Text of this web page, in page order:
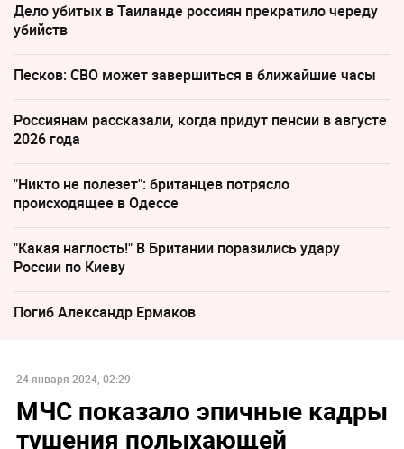
Дело убитых в Таиланде россиян прекратило череду
убийств
Песков: СВО может завершиться в ближайшие часы
Россиянам рассказали, когда придут пенсии в августе
2026 года
"Никто не полезет": британцев потрясло
происходящее в Одессе
"Какая наглость!" В Британии поразились удару
России по Киеву
Погиб Александр Ермаков
24 января 2024, 02:29
МЧС показало эпичные кадры
тушения полыхающей